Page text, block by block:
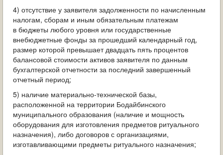
4) отсутствие у заявителя задолженности по начисленным
налогам, сборам и иным обязательным платежам
в бюджеты любого уровня или государственные
внебюджетные фонды за прошедший календарный год,
размер которой превышает двадцать пять процентов
балансовой стоимости активов заявителя по данным
бухгалтерской отчетности за последний завершенный
отчетный период;
5) наличие материально-технической базы,
расположенной на территории Бодайбинского
муниципального образования (наличие и мощность
оборудования для изготовления предметов ритуального
назначения), либо договоров с организациями,
изготавливающими предметы ритуального назначения;